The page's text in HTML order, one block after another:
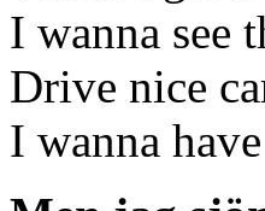
I wanna see
Drive nice
I wanna